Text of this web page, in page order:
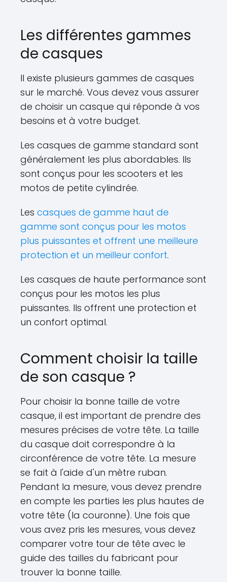
Les différentes gammes
de casques
Il existe plusieurs gammes de casques
sur le marché. Vous devez vous assurer
de choisir un casque qui réponde à vos
besoins et à votre budget.
Les casques de gamme standard sont
généralement les plus abordables. Ils
sont conçus pour les scooters et les
motos de petite cylindrée.
Les casques de gamme haut de
gamme sont conçus pour les motos
plus puissantes et offrent une meilleure
protection et un meilleur confort.
Les casques de haute performance sont
conçus pour les motos les plus
puissantes. Ils offrent une protection et
un confort optimal.
Comment choisir la taille
de son casque ?
Pour choisir la bonne taille de votre
casque, il est important de prendre des
mesures précises de votre tête. La taille
du casque doit correspondre à la
circonférence de votre tête. La mesure
se fait à l'aide d'un mètre ruban.
Pendant la mesure, vous devez prendre
en compte les parties les plus hautes de
votre tête (la couronne). Une fois que
vous avez pris les mesures, vous devez
comparer votre tour de tête avec le
guide des tailles du fabricant pour
trouver la bonne taille.